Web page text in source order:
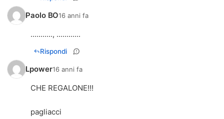
Paolo BO16 anni fa
..........., ............
Rispondi
Lpower16 anni fa
CHE REGALONE!!!
pagliacci